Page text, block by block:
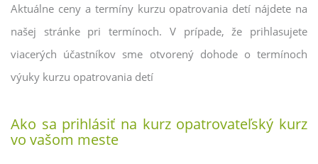
Aktuálne ceny a termíny kurzu opatrovania detí nájdete na
našej stránke pri termínoch. V prípade, že prihlasujete
viacerých účastníkov sme otvorený dohode o termínoch
výuky kurzu opatrovania detí
Ako sa prihlásiť na kurz opatrovateľský kurz
vo vašom meste